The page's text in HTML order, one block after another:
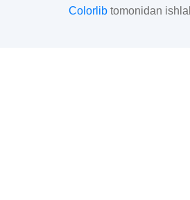
Colorlibtomonidan